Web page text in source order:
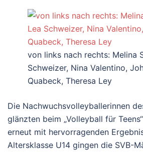
von links nach rechts: Melina
Schweizer, Nina Valentino,
Quabeck, Theresa Ley
Die Nachwuchsvolleyballerinnen
glänzten beim „Volleyball für
erneut mit hervorragenden
Altersklasse U14 gingen die SVB-